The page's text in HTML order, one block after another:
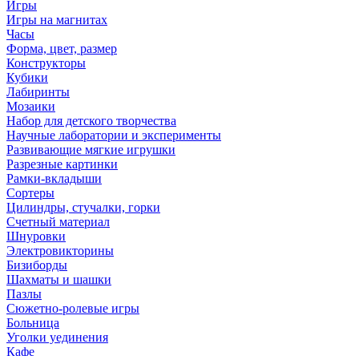
Игры
Игры на магнитах
Часы
Форма, цвет, размер
Конструкторы
Кубики
Лабиринты
Мозаики
Набор для детского творчества
Научные лаборатории и эксперименты
Развивающие мягкие игрушки
Разрезные картинки
Рамки-вкладыши
Сортеры
Цилиндры, стучалки, горки
Счетный материал
Шнуровки
Электровикторины
Бизиборды
Шахматы и шашки
Пазлы
Сюжетно-ролевые игры
Больница
Уголки уединения
Кафе